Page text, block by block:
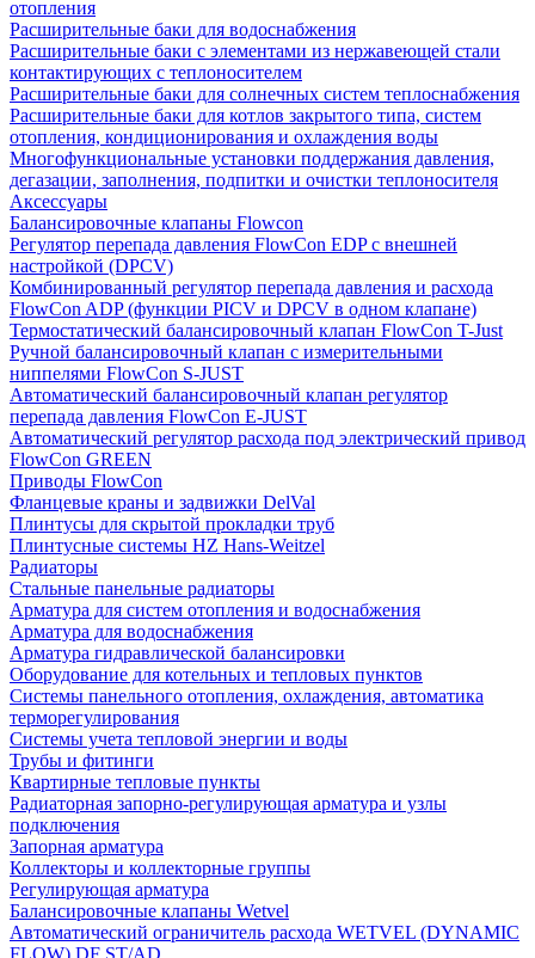
отопления
Расширительные баки для водоснабжения
Расширительные баки с элементами из нержавеющей стали
контактирующих с теплоносителем
Расширительные баки для солнечных систем теплоснабжения
Расширительные баки для котлов закрытого типа, систем
отопления, кондиционирования и охлаждения воды
Многофункциональные установки поддержания давления,
дегазации, заполнения, подпитки и очистки теплоносителя
Аксессуары
Балансировочные клапаны Flowcon
Регулятор перепада давления FlowСon EDP с внешней
настройкой (DPCV)
Комбинированный регулятор перепада давления и расхода
FlowСon ADP (функции PICV и DPCV в одном клапане)
Термостатический балансировочный клапан FlowСon T-Just
Ручной балансировочный клапан с измерительными
ниппелями FlowСon S-JUST
Автоматический балансировочный клапан регулятор
перепада давления FlowСon E-JUST
Автоматический регулятор расхода под электрический привод
FlowСon GREEN
Приводы FlowCon
Фланцевые краны и задвижки DelVal
Плинтусы для скрытой прокладки труб
Плинтусные системы HZ Hans-Weitzel
Радиаторы
Стальные панельные радиаторы
Арматура для систем отопления и водоснабжения
Арматура для водоснабжения
Арматура гидравлической балансировки
Оборудование для котельных и тепловых пунктов
Системы панельного отопления, охлаждения, автоматика
терморегулирования
Системы учета тепловой энергии и воды
Трубы и фитинги
Квартирные тепловые пункты
Радиаторная запорно-регулирующая арматура и узлы
подключения
Запорная арматура
Коллекторы и коллекторные группы
Регулирующая арматура
Балансировочные клапаны Wetvel
Автоматический ограничитель расхода WETVEL (DYNAMIC
FLOW) DF ST/AD